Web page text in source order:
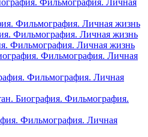
Фильмография. Личная
Фильмография. Личная жизнь
Фильмография. Личная жизнь
Фильмография. Личная жизнь
Фильмография. Личная
Фильмография. Личная
Биография. Фильмография.
Фильмография. Личная